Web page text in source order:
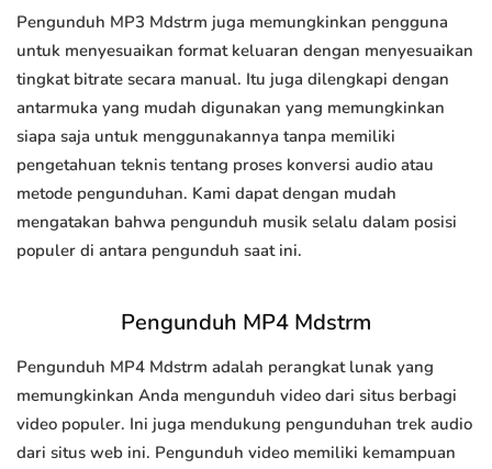
Pengunduh MP3 Mdstrm juga memungkinkan pengguna
untuk menyesuaikan format keluaran dengan menyesuaikan
tingkat bitrate secara manual. Itu juga dilengkapi dengan
antarmuka yang mudah digunakan yang memungkinkan
siapa saja untuk menggunakannya tanpa memiliki
pengetahuan teknis tentang proses konversi audio atau
metode pengunduhan. Kami dapat dengan mudah
mengatakan bahwa pengunduh musik selalu dalam posisi
populer di antara pengunduh saat ini.
Pengunduh MP4 Mdstrm
Pengunduh MP4 Mdstrm adalah perangkat lunak yang
memungkinkan Anda mengunduh video dari situs berbagi
video populer. Ini juga mendukung pengunduhan trek audio
dari situs web ini. Pengunduh video memiliki kemampuan